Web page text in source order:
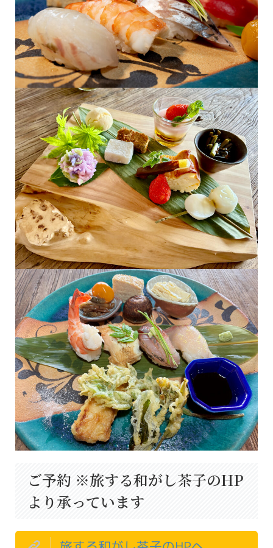
ご予約 ※旅する和がし茶子のHP
より承っています